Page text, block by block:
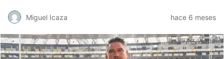
Miguel Icaza hace 6 meses